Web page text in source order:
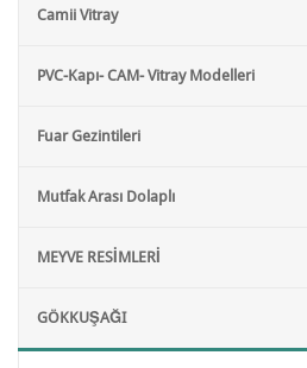
Camii Vitray
PVC-Kapı- CAM- Vitray Modelleri
Fuar Gezintileri
Mutfak Arası Dolaplı
MEYVE RESİMLERİ
GÖKKUŞAĞI